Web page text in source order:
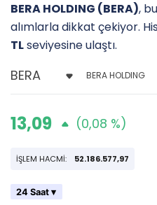
BERA HOLDING (BERA),
alımlarla dikkat çekiyor.
TLseviyesine ulaştı.
BERA HOLDING
13,09 (0,08 %)
İŞLEM HACMİ: 52.186.577,97
24 Saat ▾